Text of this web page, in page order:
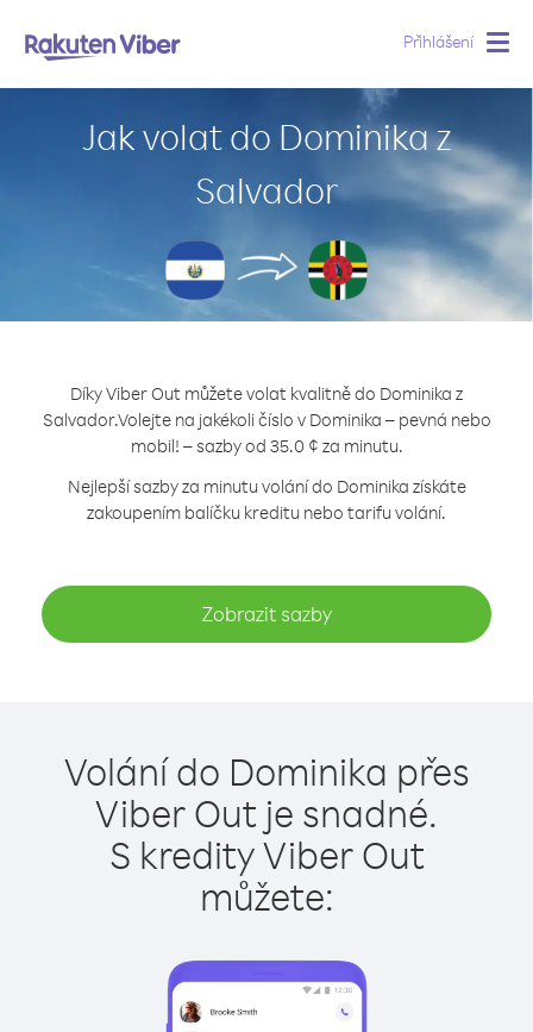
Přihlášení
Jak volat do Dominika z
Salvador
Díky Viber Out můžete volat kvalitně do Dominika z
Salvador.Volejte na jakékoli číslo v Dominika – pevná nebo
mobil! – sazby od 35.0 ¢ za minutu.
Nejlepší sazby za minutu volání do Dominika získáte
zakoupením balíčku kreditu nebo tarifu volání.
Zobrazit sazby
Volání do Dominika přes
Viber Out je snadné.
S kredity Viber Out
můžete: